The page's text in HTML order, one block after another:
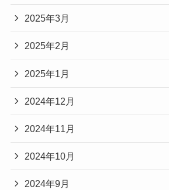
2025年3月
2025年2月
2025年1月
2024年12月
2024年11月
2024年10月
2024年9月